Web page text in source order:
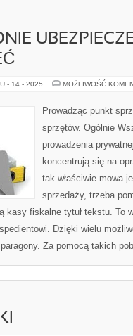
- 14 - 2025 MOŻLIWOŚĆ
Prowadząc punkt
sprzętów. Ogólnie
prowadzenia
koncentrują się na
tak właściwie mowa
sprzedaży, trzeba
kasy fiskalne tytuł tekstu. To
Dzięki wielu
Za pomocą takich